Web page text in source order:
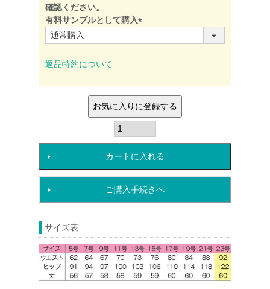
確認ください。
有料サンプルとして購入
返品特約について
お気に入りに登録する
カートに入れる
ご購入手続きへ
サイズ表